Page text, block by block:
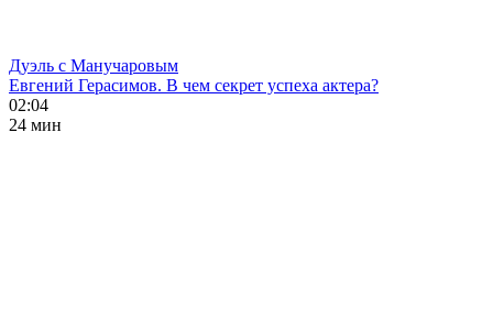
Дуэль с Манучаровым
Евгений Герасимов. В чем секрет успеха актера?
02:04
24 мин